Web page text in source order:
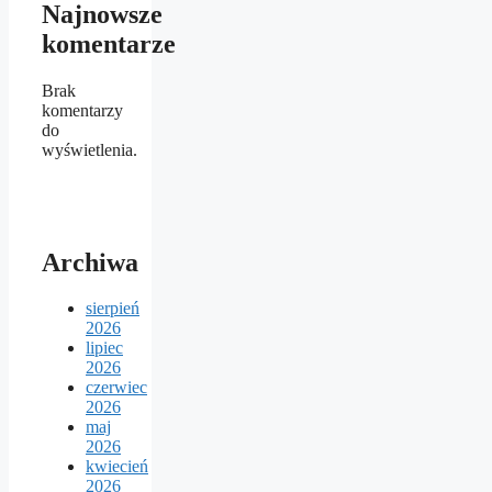
Najnowsze
komentarze
Brak
komentarzy
do
wyświetlenia.
Archiwa
sierpień
2026
lipiec
2026
czerwiec
2026
maj
2026
kwiecień
2026